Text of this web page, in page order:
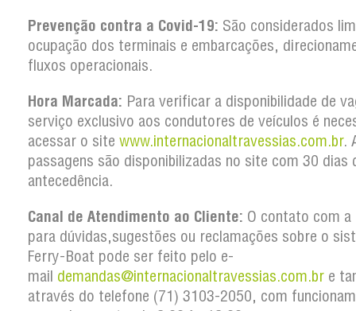
Prevenção contra a Covid-19: São considerados
ocupação dos terminais e embarcações,
fluxos operacionais.
Hora Marcada: Para verificar a disponibilidade de
serviço exclusivo aos condutores de veículos é
acessar o site www.internacionaltravessias.com.br.
passagens são disponibilizadas no site com 30 dias
antecedência.
Canal de Atendimento ao Cliente: O contato com a
para dúvidas,sugestões ou reclamações sobre o
Ferry-Boat pode ser feito pelo e-
mail demandas@internacionaltravessias.com.br e
através do telefone (71) 3103-2050, com